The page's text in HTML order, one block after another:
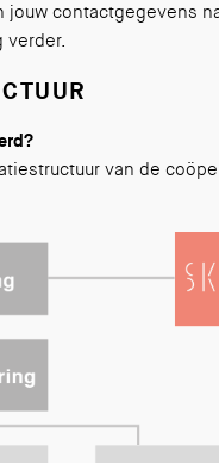
contactgegevens
verder.
van de